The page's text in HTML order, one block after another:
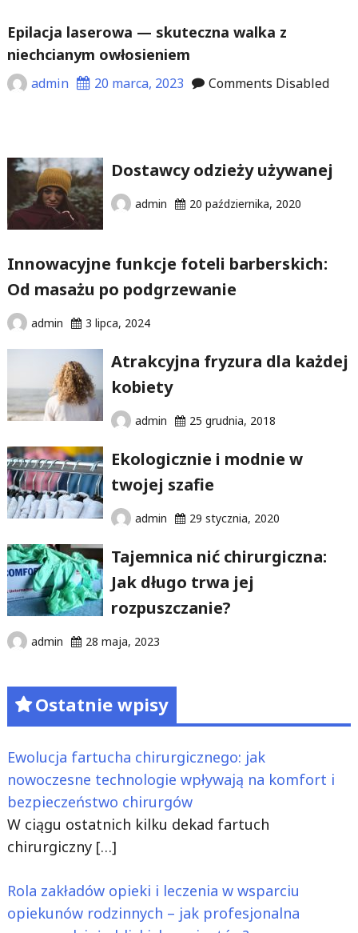
Epilacja laserowa — skuteczna walka z
niechcianym owłosieniem
admin 20 marca, 2023 Comments Disabled
Dostawcy odzieży używanej
admin 20 października, 2020
Innowacyjne funkcje foteli barberskich:
Od masażu po podgrzewanie
admin 3 lipca, 2024
Atrakcyjna fryzura dla każdej
kobiety
admin 25 grudnia, 2018
Ekologicznie i modnie w
twojej szafie
admin 29 stycznia, 2020
Tajemnica nić chirurgiczna:
Jak długo trwa jej
rozpuszczanie?
admin 28 maja, 2023
Ostatnie wpisy
Ewolucja fartucha chirurgicznego: jak
nowoczesne technologie wpływają na komfort i
bezpieczeństwo chirurgów
W ciągu ostatnich kilku dekad fartuch
chirurgiczny […]
Rola zakładów opieki i leczenia w wsparciu
opiekunów rodzinnych – jak profesjonalna